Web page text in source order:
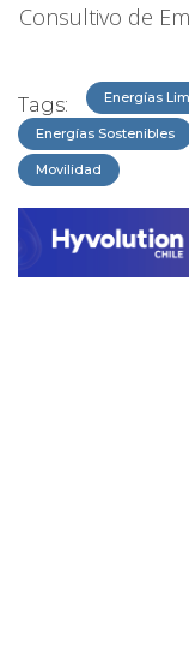
Consultivo de
Tags: Energías
Energías Sostenibles
Movilidad